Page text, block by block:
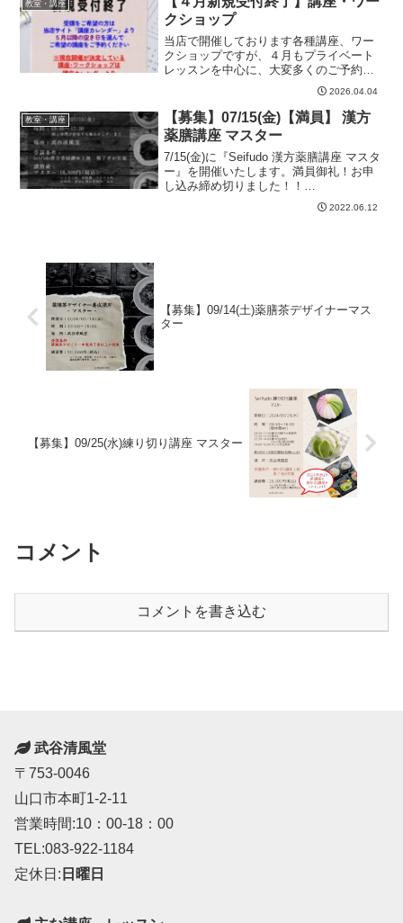
教室・講座
クショップ
当店で開催しております各種講座、ワー
クショップですが、４月もプライベート
レッスンを中心に、大変多くのご予約を
いただいております。当店都合で講座を
開催できない日もあり、日程的にこれ以
上の講座やワークショップを開催するこ
とが困難な状況となってお...
2026.04.04
教室・講座
【募集】07/15(金)【満員】 漢方
薬膳講座 マスター
7/15(金)に『Seifudo 漢方薬膳講座 マスタ
ー』を開催いたします。満員御礼！お申
し込み締め切りました！！
※『7/16(土)-7/17(日)漢方薬膳講座2days
レッスン』の2日目7/17(日)のマスターは
2022.06.12
【募集】09/14(土)薬膳茶デザイナーマス
ター
【募集】09/25(水)練り切り講座 マスター
コメント
コメントを書き込む
武谷清風堂
〒753-0046
山口市本町1-2-11
営業時間:10：00-18：00
TEL:083-922-1184
定休日: 日曜日